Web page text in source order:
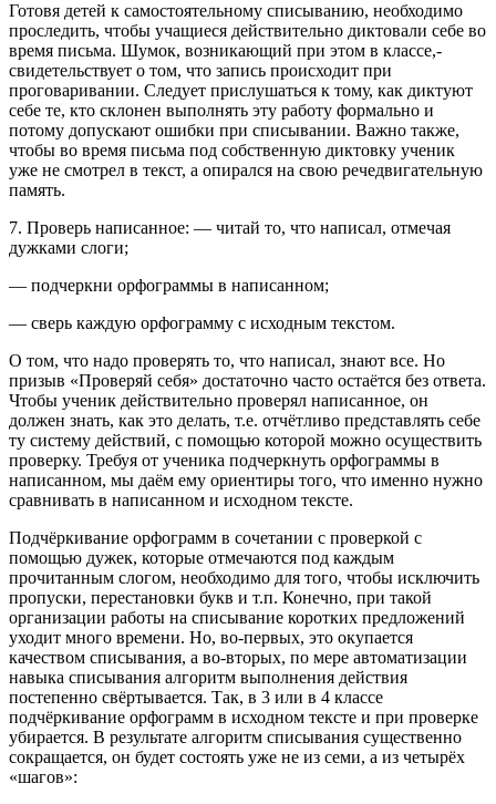
Готовя детей к самостоятельному списыванию, необходимо
проследить, чтобы учащиеся действительно диктовали себе во
время письма. Шумок, возникающий при этом в классе,-
свидетельствует о том, что запись происходит при
проговаривании. Следует прислушаться к тому, как диктуют
себе те, кто склонен выполнять эту работу формально и
потому допускают ошибки при списывании. Важно также,
чтобы во время письма под собственную диктовку ученик
уже не смотрел в текст, а опирался на свою речедвигательную
память.
7. Проверь написанное: — читай то, что написал, отмечая
дужками слоги;
— подчеркни орфограммы в написанном;
— сверь каждую орфограмму с исходным текстом.
О том, что надо проверять то, что написал, знают все. Но
призыв «Проверяй себя» достаточно часто остаётся без ответа.
Чтобы ученик действительно проверял написанное, он
должен знать, как это делать, т.е. отчётливо представлять себе
ту систему действий, с помощью которой можно осуществить
проверку. Требуя от ученика подчеркнуть орфограммы в
написанном, мы даём ему ориентиры того, что именно нужно
сравнивать в написанном и исходном тексте.
Подчёркивание орфограмм в сочетании с проверкой с
помощью дужек, которые отмечаются под каждым
прочитанным слогом, необходимо для того, чтобы исключить
пропуски, перестановки букв и т.п. Конечно, при такой
организации работы на списывание коротких предложений
уходит много времени. Но, во-первых, это окупается
качеством списывания, а во-вторых, по мере автоматизации
навыка списывания алгоритм выполнения действия
постепенно свёртывается. Так, в 3 или в 4 классе
подчёркивание орфограмм в исходном тексте и при проверке
убирается. В результате алгоритм списывания существенно
сокращается, он будет состоять уже не из семи, а из четырёх
«шагов»: